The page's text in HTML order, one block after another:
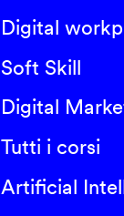
Digital
Soft Skill
Digital
Tutti i corsi
Artificial